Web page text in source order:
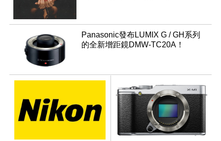
Panasonic發布LUMIX G / GH系列
的全新增距鏡DMW-TC20A！